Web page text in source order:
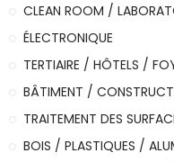
CLEAN ROOM /
ÉLECTRONIQUE
TERTIAIRE / HÔTELS /
BÂTIMENT /
TRAITEMENT DES
BOIS / PLASTIQUES /